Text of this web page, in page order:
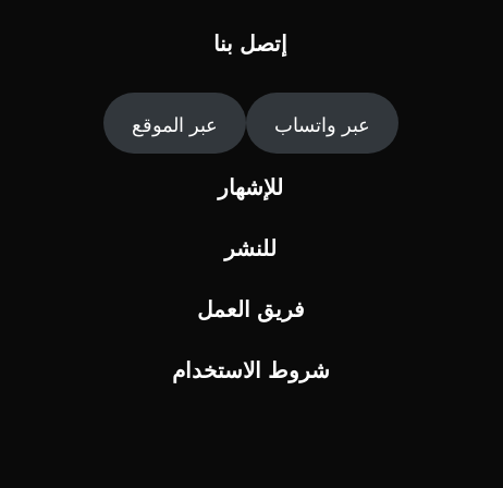
إتصل بنا
عبر واتساب عبر الموقع
للإشهار
للنشر
فريق العمل
شروط الاستخدام